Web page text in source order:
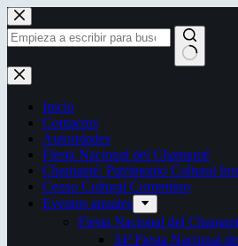
Saltar
al
contenido
Sin
resultados
Inicio
Contactos
Autoridades
Fiesta Nacional del Chamamé
Chamamé: Patrimonio Cultural
Censo Cultural Correntino
Eventos anuales
Fiesta Nacional del
34ª Fiesta Nacional